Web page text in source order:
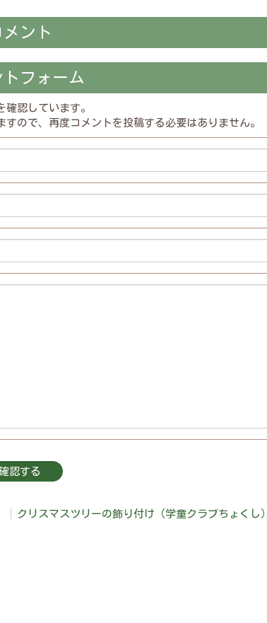
メント
トフォーム
認しています。
ので、再度コメントを投稿する必要はありません。
クリスマスツリーの飾り付け（学童クラブちょくし）